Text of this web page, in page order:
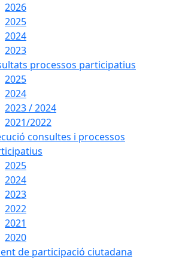
2026
2025
2024
2023
processos participatius
2025
2024
2023 / 2024
2021/2022
consultes i processos
2025
2024
2023
2022
2021
2020
de participació ciutadana